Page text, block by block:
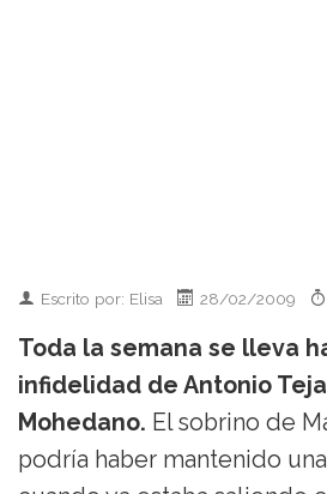
Escrito por: Elisa 28/02/2009
Toda la semana se lleva
infidelidad de Antonio
Mohedano. El sobrino de
podría haber mantenido